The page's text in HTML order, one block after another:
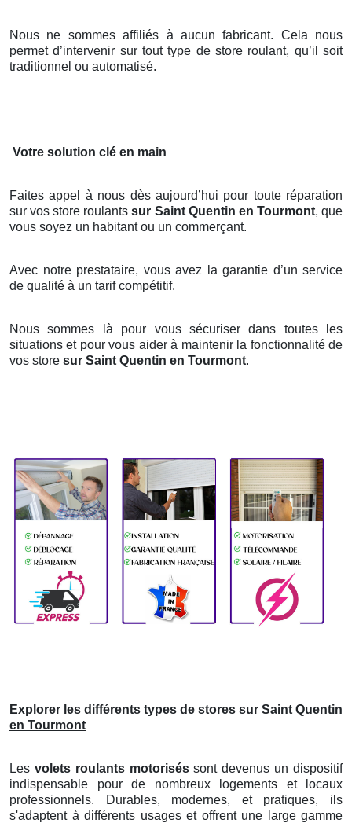
Nous ne sommes affiliés à aucun fabricant. Cela nous
permet d’intervenir sur tout type de store roulant, qu’il soit
traditionnel ou automatisé.
Votre solution clé en main
Faites appel à nous dès aujourd’hui pour toute réparation
sur vos store roulantssur Saint Quentin en Tourmont, que
vous soyez un habitant ou un commerçant.
Avec notre prestataire, vous avez la garantie d’un service
de qualité à un tarif compétitif.
Nous sommes là pour vous sécuriser dans toutes les
situations et pour vous aider à maintenir la fonctionnalité de
vos store sur Saint Quentin en Tourmont.
Explorer les différents types de stores sur Saint Quentin
en Tourmont
Les volets roulants motoriséssont devenus un dispositif
indispensable pour de nombreux logements et locaux
professionnels. Durables, modernes, et pratiques, ils
s'adaptent à différents usages et offrent une large gamme